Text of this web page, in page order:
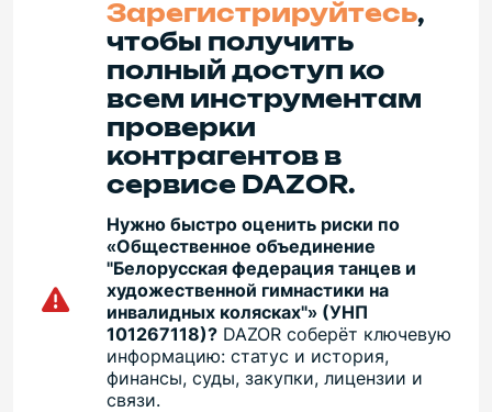
Зарегистрируйтесь,
чтобы получить
полный доступ ко
всем инструментам
проверки
контрагентов в
сервисе DAZOR.
Нужно быстро оценить риски по
«Общественное объединение
"Белорусская федерация танцев и
художественной гимнастики на
инвалидных колясках"» (УНП
101267118)? DAZOR соберёт ключевую
информацию: статус и история,
финансы, суды, закупки, лицензии и
связи.